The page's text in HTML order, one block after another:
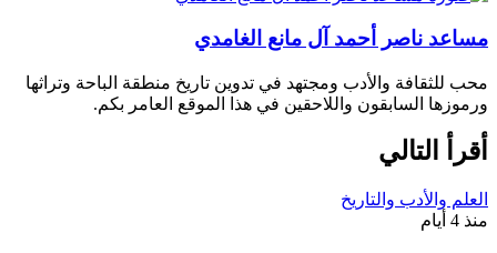
مساعد ناصر أحمد آل مانع الغامدي
محب للثقافة والأدب ومجتهد في تدوين تاريخ منطقة الباحة وتراثها
ورموزها السابقون واللاحقين في هذا الموقع العامر بكم.
أقرأ التالي
العلم والأدب والتاريخ
منذ 4 أيام